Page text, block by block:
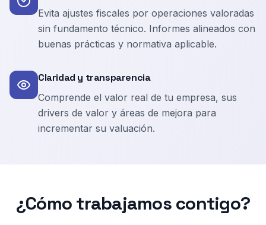
Evita ajustes fiscales por operaciones valoradas
sin fundamento técnico. Informes alineados con
buenas prácticas y normativa aplicable.
Claridad y transparencia
Comprende el valor real de tu empresa, sus
drivers de valor y áreas de mejora para
incrementar su valuación.
¿Cómo trabajamos contigo?